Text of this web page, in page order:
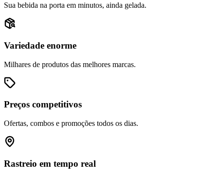
Sua bebida na porta em minutos, ainda gelada.
Variedade enorme
Milhares de produtos das melhores marcas.
Preços competitivos
Ofertas, combos e promoções todos os dias.
Rastreio em tempo real